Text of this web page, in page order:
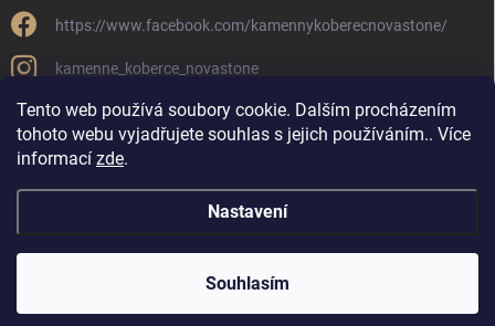
Tento web používá soubory cookie. Dalším procházením
tohoto webu vyjadřujete souhlas s jejich používáním.. Více
informací zde.
Nastavení
Souhlasím
https://www.facebook.com/kamennykoberecnovastone/
kamenne_koberce_novastone
Novastone.cz
Kamenné koberce . Všechna práva vyhrazena.